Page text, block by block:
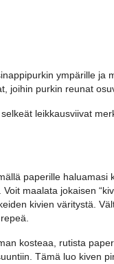
ympärille ja
joihin purkin reunat
leikkausviivat
paperille haluamasi
maalata jokaisen
kivien väritystä.
kosteaa, rutista
Tämä luo kiven